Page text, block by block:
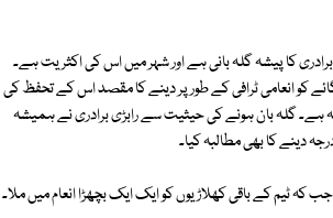
کا پیشہ گلہ بانی ہے اور شہر میں اس کی اکثریت ہے۔
کو انعامی ٹرافی کے طور پر دینے کا مقصد اس کے تحفظ کی
ہے۔ گلہ بان ہونے کی حیثیت سے رابڑی برادری نے ہمیشہ
دینے کا بھی مطالبہ کیا۔
ٹیم کے باقی کھلاڑیوں کو ایک ایک بچھڑا انعام میں ملا۔